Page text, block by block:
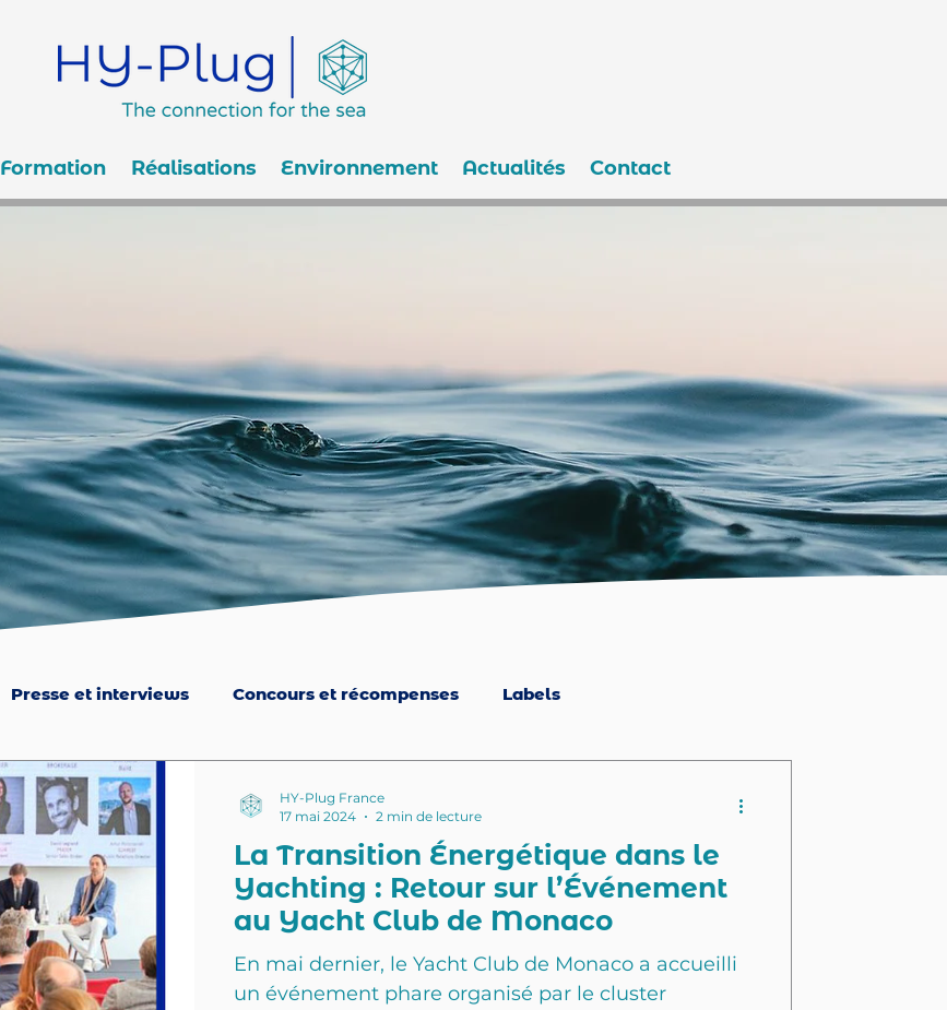
Formation Réalisations Environnement Actualités Contact
Presse et interviews Concours et récompenses Labels
La Transition Énergétique dans le
Yachting : Retour sur l’Événement
au Yacht Club de Monaco
En mai dernier, le Yacht Club de Monaco a accueilli
un événement phare organisé par le cluster
HY-Plug France
17 mai 2024
2 min de lecture